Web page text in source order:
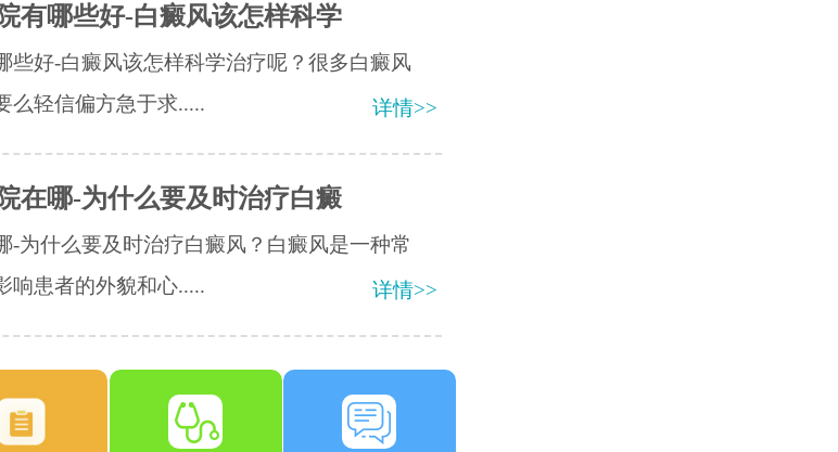
有哪些好-白癜风该怎样科学
些好-白癜风该怎样科学治疗呢？很多白癜风
么轻信偏方急于求.....
详情>>
在哪-为什么要及时治疗白癜
-为什么要及时治疗白癜风？白癜风是一种常
响患者的外貌和心.....
详情>>